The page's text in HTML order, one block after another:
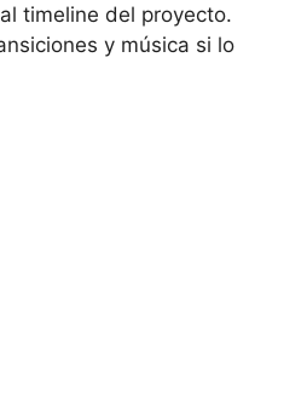
timeline del proyecto.
y música⁢ si lo